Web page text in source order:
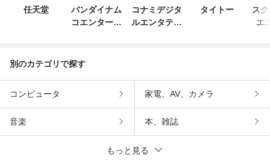
任天堂
バンダイナム
コエンターテ
コナミデジタ
ルエンタテイ
タイトー
ス
エ
別のカテゴリで探す
コンピュータ 家電、AV、カメラ
音楽 本、雑誌
もっと見る